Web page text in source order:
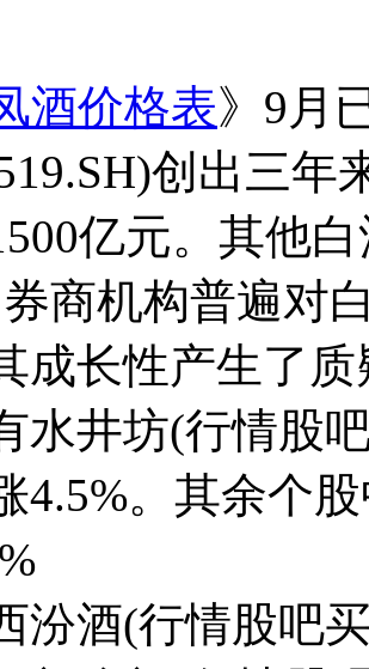
酒价格表》9月
创出三年
亿元。其他
商机构普遍对
成长性产生了
水井坊(行情股
4.5%。其余个
酒(行情股吧买